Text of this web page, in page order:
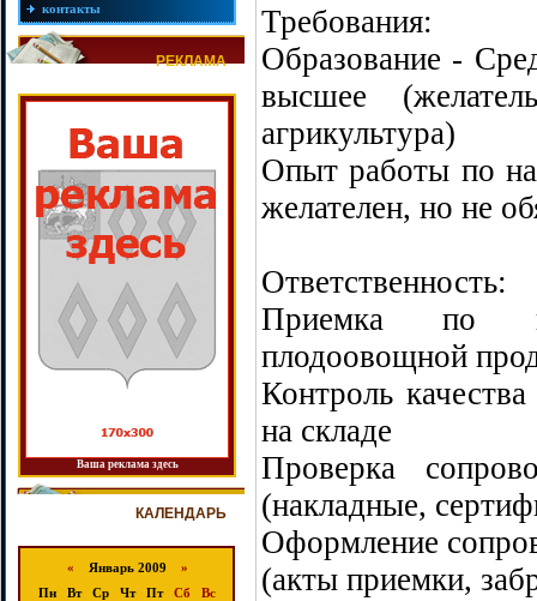
контакты
РЕКЛАМА
Ваша реклама здесь
КАЛЕНДАРЬ
« Январь 2009 »
Пн
Вт Ср Чт Пт Сб
Вс
Требования:
Образование -
высшее
агрикультура)
Опыт работы по
желателен, но не
Ответственность:
Приемка по
плодоовощной
Контроль
на складе
Проверка
(накладные,
Оформление
(акты приемки,